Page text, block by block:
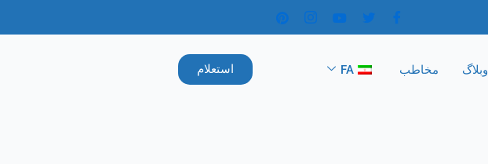
وبلاگ مخاطب FA استعلام